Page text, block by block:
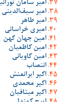
امیر سامان
امیر سیف‌الدینی
امیر طاهر
امیری خراسانی
امین جهان کهن
امین کاظمیان
امین کاویانی
انتصاب
اکبر ایرانمنش
اکبر محمدی
اکبر میثاقیان